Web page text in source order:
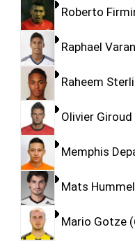
Roberto
Raphael
Raheem
Olivier Giroud
Memphis
Mats
Mario Gotze